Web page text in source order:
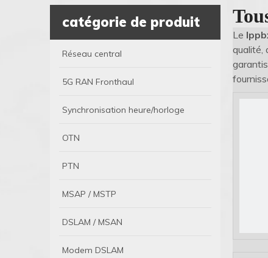
catégorie de produit
Réseau central
5G RAN Fronthaul
Synchronisation heure/horloge
OTN
PTN
MSAP / MSTP
DSLAM / MSAN
Modem DSLAM
Le
qualité,